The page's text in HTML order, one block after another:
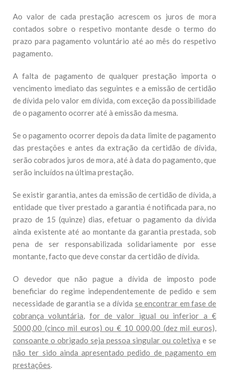
Ao valor de cada prestação acrescem os juros de mora
contados sobre o respetivo montante desde o termo do
prazo para pagamento voluntário até ao mês do respetivo
pagamento.
A falta de pagamento de qualquer prestação importa o
vencimento imediato das seguintes e a emissão de certidão
de dívida pelo valor em dívida, com exceção da possibilidade
de o pagamento ocorrer até à emissão da mesma.
Se o pagamento ocorrer depois da data limite de pagamento
das prestações e antes da extração da certidão de dívida,
serão cobrados juros de mora, até à data do pagamento, que
serão incluídos na última prestação.
Se existir garantia, antes da emissão de certidão de dívida, a
entidade que tiver prestado a garantia é notificada para, no
prazo de 15 (quinze) dias, efetuar o pagamento da dívida
ainda existente até ao montante da garantia prestada, sob
pena de ser responsabilizada solidariamente por esse
montante, facto que deve constar da certidão de dívida.
O devedor que não pague a dívida de imposto pode
beneficiar do regime independentemente de pedido e sem
necessidade de garantia se a dívida se encontrar em fase de
cobrança voluntária, for de valor igual ou inferior a €
5000,00 (cinco mil euros) ou € 10 000,00 (dez mil euros),
consoante o obrigado seja pessoa singular ou coletiva e se
não ter sido ainda apresentado pedido de pagamento em
prestações.